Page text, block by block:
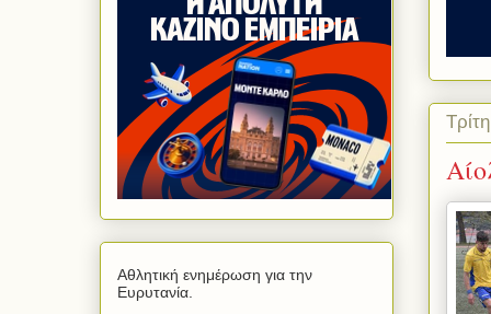
Αθλητική ενημέρωση για την
Ευρυτανία.